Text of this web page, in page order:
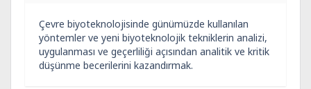
Çevre biyoteknolojisinde günümüzde kullanılan
yöntemler ve yeni biyoteknolojik tekniklerin analizi,
uygulanması ve geçerliliği açısından analitik ve kritik
düşünme becerilerini kazandırmak.